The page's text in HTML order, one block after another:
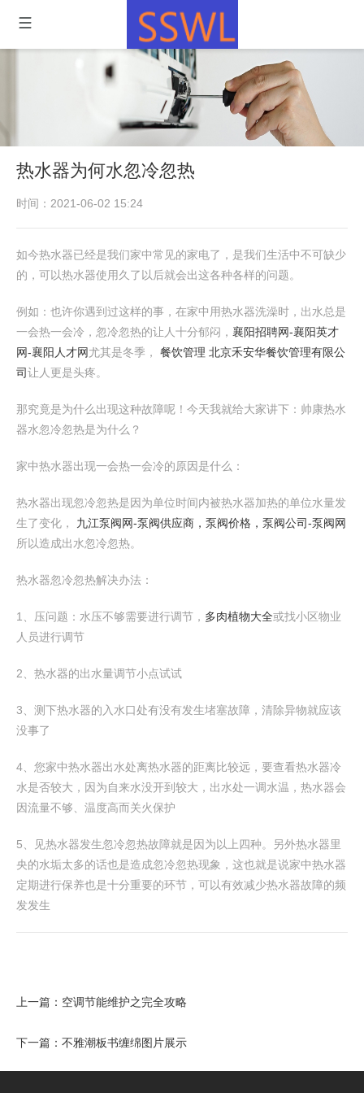
热水器为何水忽冷忽热
时间：2021-06-02 15:24
如今热水器已经是我们家中常见的家电了，是我们生活中不可缺少
的，可以热水器使用久了以后就会出这各种各样的问题。
例如：也许你遇到过这样的事，在家中用热水器洗澡时，出水总是
一会热一会冷，忽冷忽热的让人十分郁闷， 襄阳招聘网-襄阳英才
网-襄阳人才网尤其是冬季， 餐饮管理 北京禾安华餐饮管理有限公
司让人更是头疼。
那究竟是为什么出现这种故障呢！今天我就给大家讲下：帅康热水
器水忽冷忽热是为什么？
家中热水器出现一会热一会冷的原因是什么：
热水器出现忽冷忽热是因为单位时间内被热水器加热的单位水量发
生了变化， 九江泵阀网-泵阀供应商，泵阀价格，泵阀公司-泵阀网
所以造成出水忽冷忽热。
热水器忽冷忽热解决办法：
1、压问题：水压不够需要进行调节， 多肉植物大全或找小区物业
人员进行调节
2、热水器的出水量调节小点试试
3、测下热水器的入水口处有没有发生堵塞故障，清除异物就应该
没事了
4、您家中热水器出水处离热水器的距离比较远，要查看热水器冷
水是否较大，因为自来水没开到较大，出水处一调水温，热水器会
因流量不够、温度高而关火保护
5、见热水器发生忽冷忽热故障就是因为以上四种。另外热水器里
央的水垢太多的话也是造成忽冷忽热现象，这也就是说家中热水器
定期进行保养也是十分重要的环节，可以有效减少热水器故障的频
发发生
上一篇： 空调节能维护之完全攻略
下一篇： 不雅潮板书缠绵图片展示